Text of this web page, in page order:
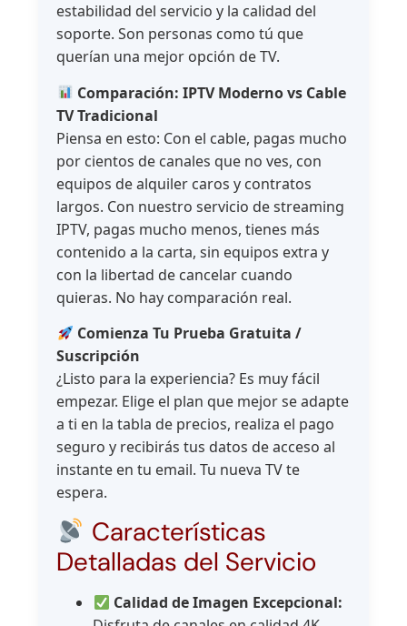
estabilidad del servicio y la calidad del
soporte. Son personas como tú que
querían una mejor opción de TV.
Comparación: IPTV Moderno vs Cable
TV Tradicional
Piensa en esto: Con el cable, pagas mucho
por cientos de canales que no ves, con
equipos de alquiler caros y contratos
largos. Con nuestro servicio de streaming
IPTV, pagas mucho menos, tienes más
contenido a la carta, sin equipos extra y
con la libertad de cancelar cuando
quieras. No hay comparación real.
Comienza Tu Prueba Gratuita /
Suscripción
¿Listo para la experiencia? Es muy fácil
empezar. Elige el plan que mejor se adapte
a ti en la tabla de precios, realiza el pago
seguro y recibirás tus datos de acceso al
instante en tu email. Tu nueva TV te
espera.
Características
Detalladas del Servicio
Calidad de Imagen Excepcional: